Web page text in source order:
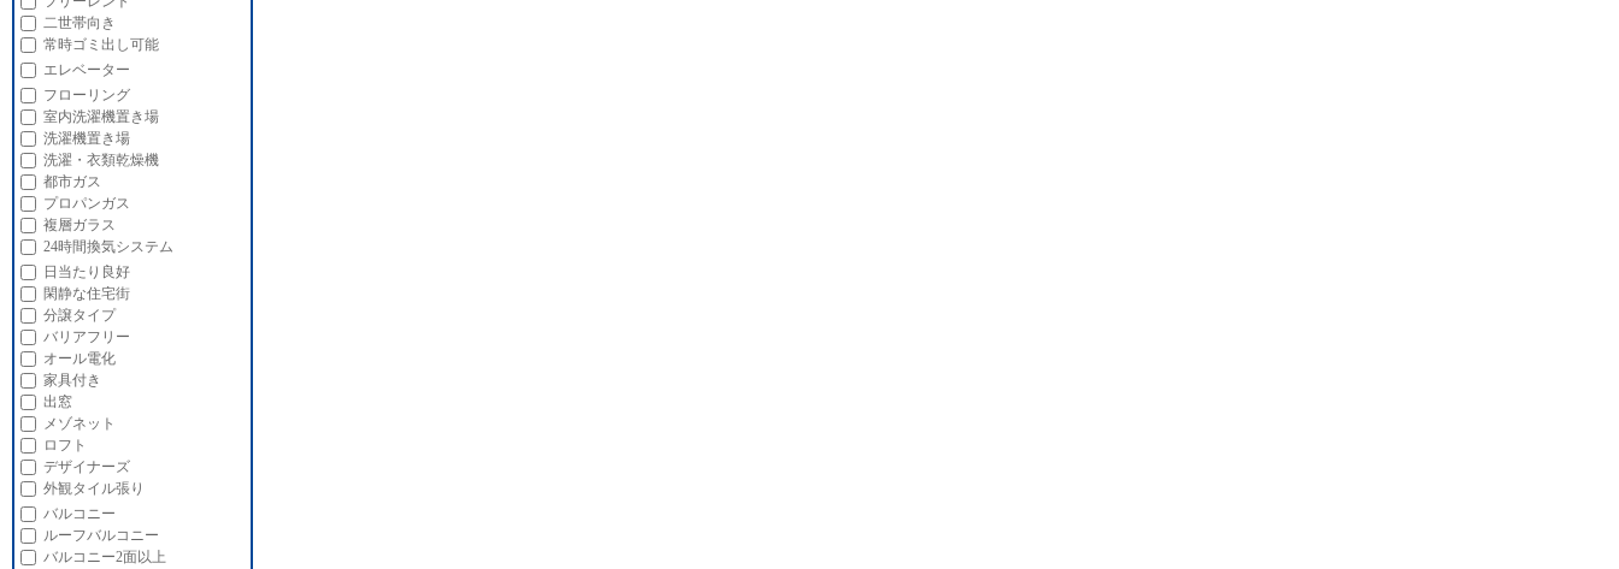
二世帯向き
常時ゴミ出し可能
エレベーター
フローリング
室内洗濯機置き場
洗濯機置き場
洗濯・衣類乾燥機
都市ガス
プロパンガス
複層ガラス
24時間換気システム
日当たり良好
閑静な住宅街
分譲タイプ
バリアフリー
オール電化
家具付き
出窓
メゾネット
ロフト
デザイナーズ
外観タイル張り
バルコニー
ルーフバルコニー
バルコニー2面以上